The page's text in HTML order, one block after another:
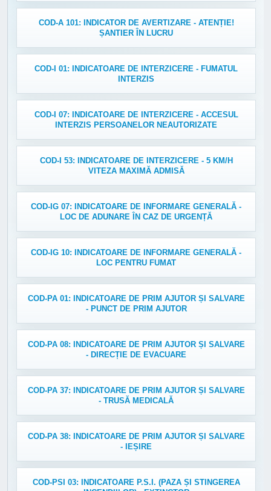
COD-A 101: INDICATOR DE AVERTIZARE - ATENȚIE!
ȘANTIER ÎN LUCRU
COD-I 01: INDICATOARE DE INTERZICERE - FUMATUL
INTERZIS
COD-I 07: INDICATOARE DE INTERZICERE - ACCESUL
INTERZIS PERSOANELOR NEAUTORIZATE
COD-I 53: INDICATOARE DE INTERZICERE - 5 KM/H
VITEZA MAXIMĂ ADMISĂ
COD-IG 07: INDICATOARE DE INFORMARE GENERALĂ -
LOC DE ADUNARE ÎN CAZ DE URGENȚĂ
COD-IG 10: INDICATOARE DE INFORMARE GENERALĂ -
LOC PENTRU FUMAT
COD-PA 01: INDICATOARE DE PRIM AJUTOR ȘI SALVARE
- PUNCT DE PRIM AJUTOR
COD-PA 08: INDICATOARE DE PRIM AJUTOR ȘI SALVARE
- DIRECȚIE DE EVACUARE
COD-PA 37: INDICATOARE DE PRIM AJUTOR ȘI SALVARE
- TRUSĂ MEDICALĂ
COD-PA 38: INDICATOARE DE PRIM AJUTOR ȘI SALVARE
- IEȘIRE
COD-PSI 03: INDICATOARE P.S.I. (PAZA ȘI STINGEREA